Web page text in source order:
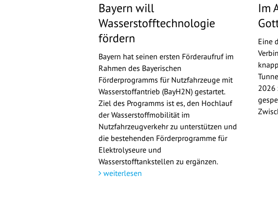
Bayern will
Wasserstofftechnologie
fördern
Bayern hat seinen ersten Förderaufruf im
Rahmen des Bayerischen
Förderprogramms für Nutzfahrzeuge mit
Wasserstoffantrieb (BayH2N) gestartet.
Ziel des Programms ist es, den Hochlauf
der Wasserstoffmobilität im
Nutzfahrzeugverkehr zu unterstützen und
die bestehenden Förderprogramme für
Elektrolyseure und
Wasserstofftankstellen zu ergänzen.
weiterlesen
Im
Eine
2026